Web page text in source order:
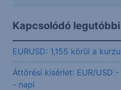
Kapcsolódó
EURUSD: 1,155 körül a
Áttörési kisérlet: EUR/USD
- napi